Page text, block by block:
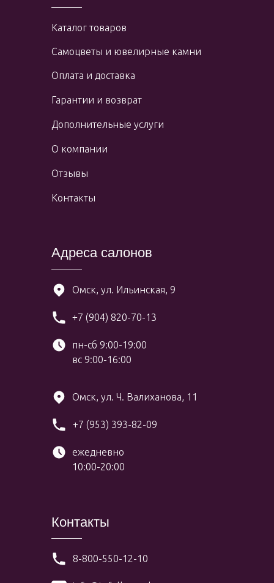
Каталог товаров
Самоцветы и ювелирные камни
Оплата и доставка
Адреса салонов
+7 (904) 820-70-13
пн-сб 9:00-19:00
вс 9:00-16:00
Омск, ул. Ильинская, 9
+7 (953) 393-82-09
ежедневно
10:00-20:00
Омск, ул. Ч. Валиханова, 11
Контакты
Гарантии и возврат
Дополнительные услуги
О компании
Отзывы
Контакты
8-800-550-12-10